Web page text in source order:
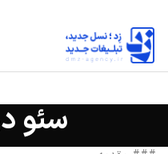
سئو